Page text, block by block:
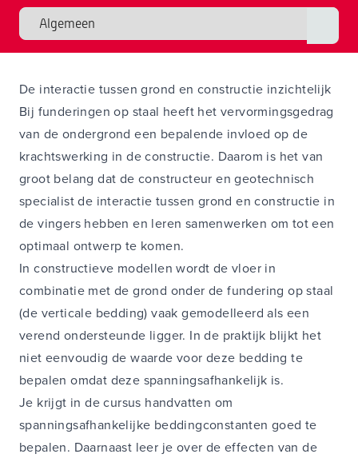
De interactie tussen grond en constructie inzichtelijk
Bij funderingen op staal heeft het vervormingsgedrag
van de ondergrond een bepalende invloed op de
krachtswerking in de constructie. Daarom is het van
groot belang dat de constructeur en geotechnisch
specialist de interactie tussen grond en constructie in
de vingers hebben en leren samenwerken om tot een
optimaal ontwerp te komen.
In constructieve modellen wordt de vloer in
combinatie met de grond onder de fundering op staal
(de verticale bedding) vaak gemodelleerd als een
verend ondersteunde ligger. In de praktijk blijkt het
niet eenvoudig de waarde voor deze bedding te
bepalen omdat deze spanningsafhankelijk is.
Je krijgt in de cursus handvatten om
spanningsafhankelijke beddingconstanten goed te
bepalen. Daarnaast leer je over de effecten van de